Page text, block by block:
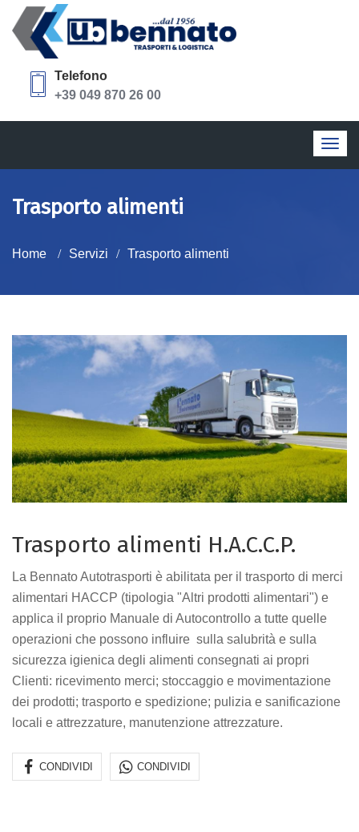
Telefono
+39 049 870 26 00
Trasporto alimenti
Home Servizi Trasporto alimenti
Trasporto alimenti H.A.C.C.P.
La Bennato Autotrasporti è abilitata per il trasporto di merci
alimentari HACCP (tipologia "Altri prodotti alimentari") e
applica il proprio Manuale di Autocontrollo a tutte quelle
operazioni che possono influire sulla salubrità e sulla
sicurezza igienica degli alimenti consegnati ai propri
Clienti: ricevimento merci; stoccaggio e movimentazione
dei prodotti; trasporto e spedizione; pulizia e sanificazione
locali e attrezzature, manutenzione attrezzature.
CONDIVIDI CONDIVIDI